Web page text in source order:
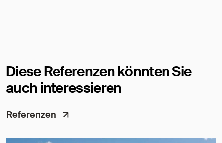
Diese Referenzen könnten Sie
auch interessieren
Referenzen